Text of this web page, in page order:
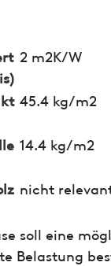
2 m2K/W
45.4 kg/m2
14.4 kg/m2
nicht
soll eine
Belastung